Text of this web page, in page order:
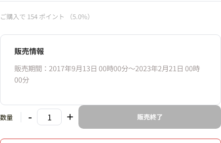
ご購入で 154 ポイント （5.0%）
販売情報
販売期間：2017年9月13日 00時00分〜2023年2月21日 00時
00分
数量 - + 販売終了